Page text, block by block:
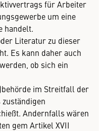
für Arbeiter
um eine
handelt.
Literatur zu dieser
Es kann daher auch
ob sich ein
im Streitfall der
Andernfalls wären
gem Artikel XVII